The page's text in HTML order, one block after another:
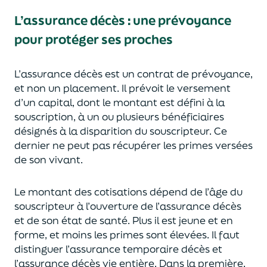
L’assurance décès :une prévoyance
pour protéger ses proches
L’assurance décès est un contrat de prévoyance,
et non un placement. Il prévoit le versement
d’un capital, dont le montant est défini à la
souscription, à un ou plusieurs bénéficiaires
désignés à la disparition du souscripteur. Ce
dernier ne peut pas récupérer les primes versées
de son vivant.
Le montant des cotisations dépend de l’âgedu
souscripteur à l’ouverture de l’assurance décès
et de son état de santé. Plus il est jeuneet en
forme, et moins les primes sont élevées. Il faut
distinguer l’assurance temporaire décès et
l’assurancedécèsvie entière. Dans la première,